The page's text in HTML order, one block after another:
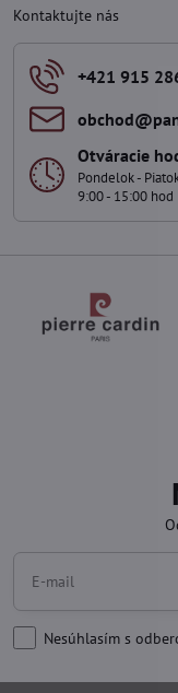
Kontaktujte nás
+421 915
Otváracie
Pondelok -
9:00 - 15:00 hod
Nesúhlasím s